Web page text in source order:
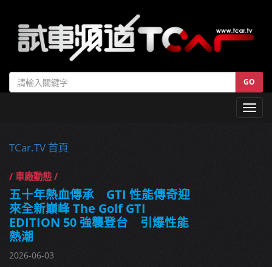
GO
TCar.TV 首頁
/ 車廠動態 /
五十年熱血傳承 GTI 性能傳奇迎
來全新巔峰 The Golf GTI
EDITION 50 強襲登台 引爆性能
熱潮
2026-06-03